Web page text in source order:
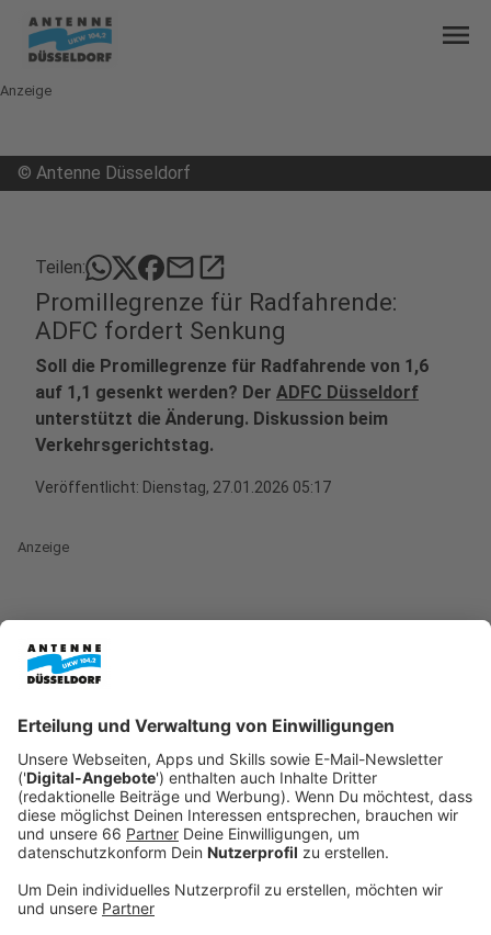
menu
Anzeige
© Antenne Düsseldorf
Teilen: mailopen_in_new
Promillegrenze für Radfahrende:
ADFC fordert Senkung
Soll die Promillegrenze für Radfahrende von 1,6
auf 1,1 gesenkt werden? Der ADFC Düsseldorf
unterstützt die Änderung. Diskussion beim
Verkehrsgerichtstag.
Veröffentlicht: Dienstag, 27.01.2026 05:17
Anzeige
fordert Senkung auf 1,1
Soll die Promillegrenze für Radfahrende von 1,6 auf
1,1 Promille gesenkt werden? Mit dieser Frage
beschäftigt sich die Politik ab morgen (28. Januar
2026) beimVerkehrsgerichtstag in Goslar. Der ADFC
Düsseldorf unterstützt die geplante Änderung und
fordert seit Jahren eine Senkung des Grenzwerts.